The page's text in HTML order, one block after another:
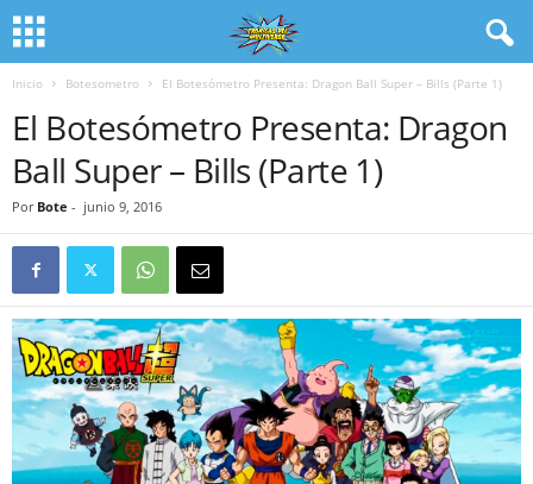
Inicio Botesometro El Botesómetro Presenta: Dragon Ball Super – Bills (Parte 1)
El Botesómetro Presenta: Dragon
Ball Super – Bills (Parte 1)
Por Bote - junio 9, 2016